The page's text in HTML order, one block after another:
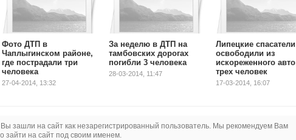
Фото ДТП в
Чаплыгинском районе,
где пострадали три
человека
27-04-2014, 13:32
За неделю в ДТП на
тамбовских дорогах
погибли 3 человека
28-03-2014, 11:47
Липецкие спасатели
освободили из
искореженного авто
трех человек
17-03-2014, 16:07
зашли на сайт как незарегистрированный пользователь. Мы рекомендуем Вам
зайти на сайт под своим именем.